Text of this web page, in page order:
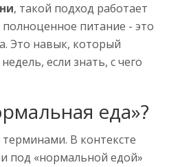
, такой подход работает
питание - это
Это навык, который
если знать, с чего
еда»?
В контексте
под «нормальной едой»